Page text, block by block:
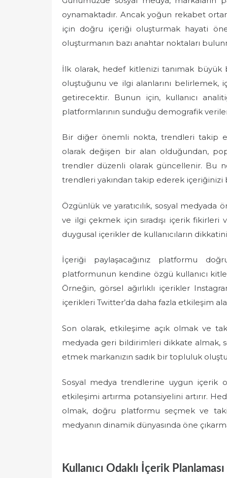
oynamaktadır. Ancak yoğun rekabet
için doğru içeriği oluşturmak hayati
oluşturmanın bazı anahtar noktaları
İlk olarak, hedef kitlenizi tanımak
oluştuğunu ve ilgi alanlarını
getirecektir. Bunun için, kullanıcı
platformlarının sunduğu demografik
Bir diğer önemli nokta, trendleri takip
olarak değişen bir alan olduğundan,
trendler düzenli olarak güncellenir. Bu
trendleri yakından takip ederek içeriğinizi
Özgünlük ve yaratıcılık, sosyal
ve ilgi çekmek için sıradışı içerik fikirleri
duygusal içerikler de kullanıcıların
İçeriği paylaşacağınız platformu
platformunun kendine özgü kullanıcı
Örneğin, görsel ağırlıklı içerikler
içerikleri Twitter’da daha fazla etkileşim
Son olarak, etkileşime açık olmak ve
medyada geri bildirimleri dikkate almak,
etmek markanızın sadık bir topluluk
Sosyal medya trendlerine uygun içerik
etkileşimi artırma potansiyelini artırır.
olmak, doğru platformu seçmek ve
medyanın dinamik dünyasında öne
Kullanıcı Odaklı İçerik Planlaması